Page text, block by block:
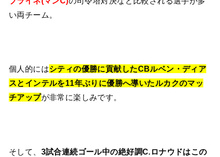
い両チーム。
個人的にはシティの優勝に貢献したCBルベン・ディア
スとインテルを11年ぶりに優勝へ導いたルカクのマッ
チアップが非常に楽しみです。
そして、 3試合連続ゴール中の絶好調C.ロナウドはこの